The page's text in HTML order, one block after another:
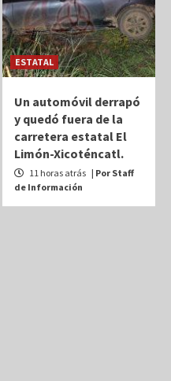
ESTATAL
Un automóvil derrapó
y quedó fuera de la
carretera estatal El
Limón-Xicoténcatl.
11 horas atrás | Por Staff
de Información